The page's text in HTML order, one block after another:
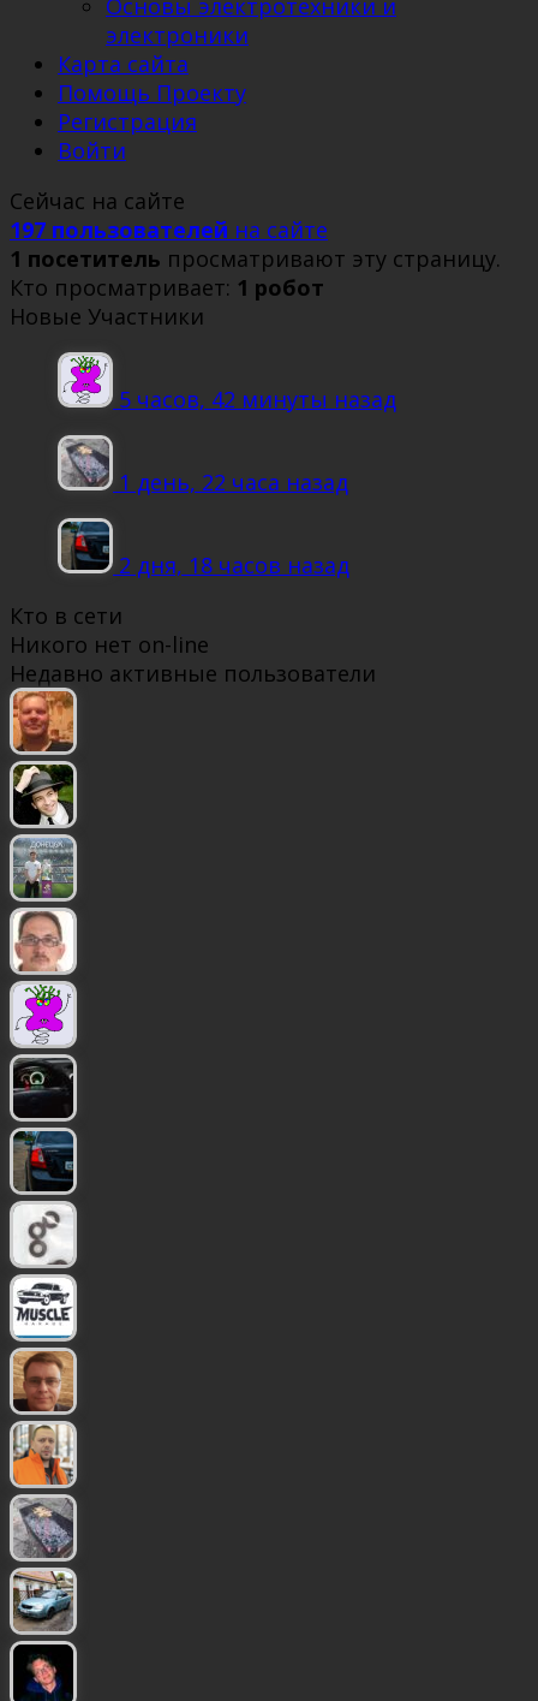
Основы электротехники и
электроники
Карта сайта
Помощь Проекту
Регистрация
Войти
Сейчас на сайте
197 пользователей на сайте
1 посетитель просматривают эту страницу.
Кто просматривает: 1 робот
Новые Участники
5 часов, 42 минуты назад
1 день, 22 часа назад
2 дня, 18 часов назад
Кто в сети
Никого нет on-line
Недавно активные пользователи